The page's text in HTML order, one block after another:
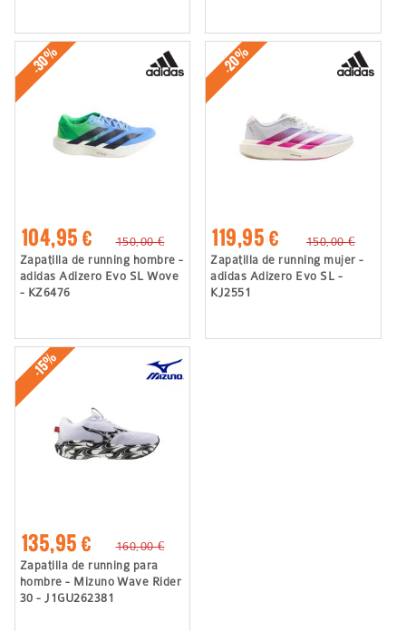
-30%
104,95 €
150,00 €
Zapatilla de running hombre -
adidas Adizero Evo SL Wove
- KZ6476
-20%
119,95 €
150,00 €
Zapatilla de running mujer -
adidas Adizero Evo SL -
KJ2551
-15%
135,95 €
160,00 €
Zapatilla de running para
hombre - Mizuno Wave Rider
30 - J1GU262381